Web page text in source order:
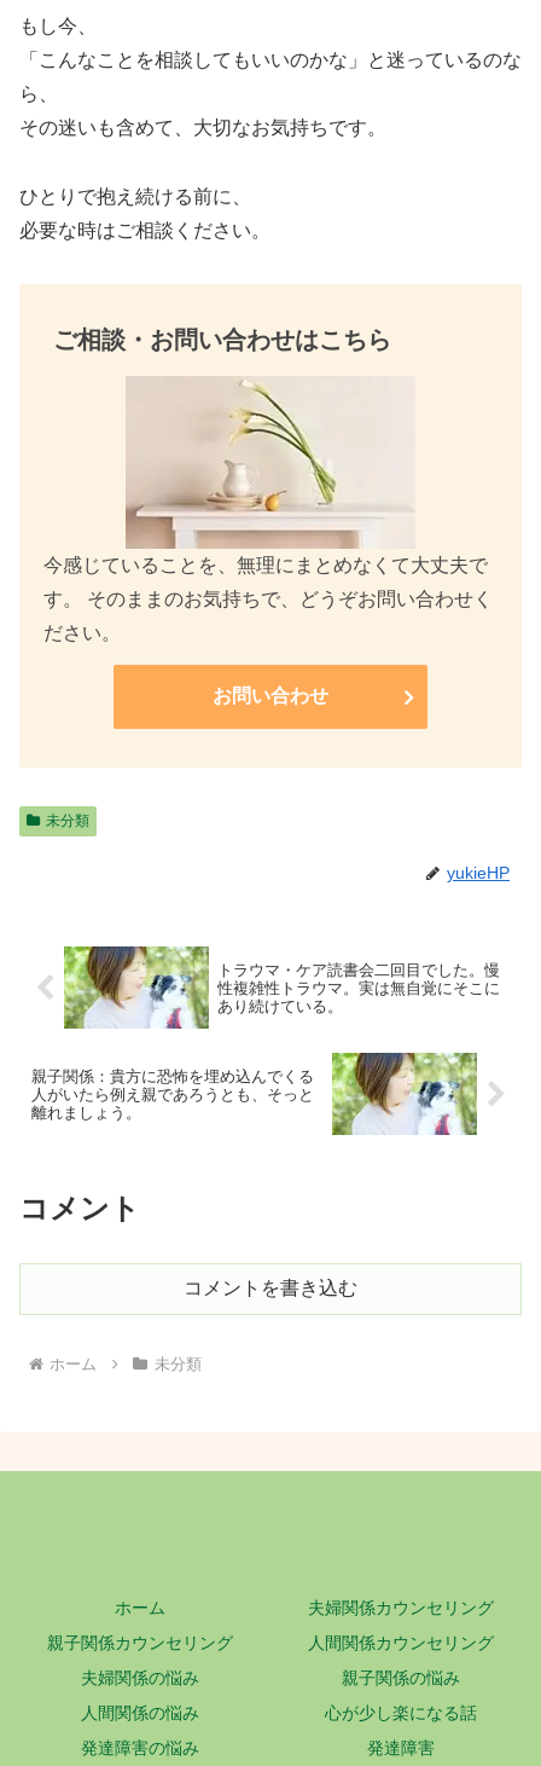
e
b
o
k
もし今、
「こんなことを相談してもいいのかな」と迷っているのな
ら、
その迷いも含めて、大切なお気持ちです。
ひとりで抱え続ける前に、
必要な時はご相談ください。
ご相談・お問い合わせはこちら
今感じていることを、無理にまとめなくて大丈夫で
す。 そのままのお気持ちで、どうぞお問い合わせく
ださい。
お問い合わせ
未分類
yukieHP
トラウマ・ケア読書会二回目でした。慢
性複雑性トラウマ。実は無自覚にそこに
あり続けている。
親子関係：貴方に恐怖を埋め込んでくる
人がいたら例え親であろうとも、そっと
離れましょう。
コメント
コメントを書き込む
ホーム 未分類
ホーム
夫婦関係カウンセリング
親子関係カウンセリング
人間関係カウンセリング
夫婦関係の悩み
親子関係の悩み
人間関係の悩み
心が少し楽になる話
発達障害の悩み
発達障害